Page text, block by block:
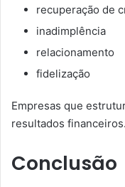
recuperação de
inadimplência
relacionamento
fidelização
Empresas que
resultados financeiros.
Conclusão